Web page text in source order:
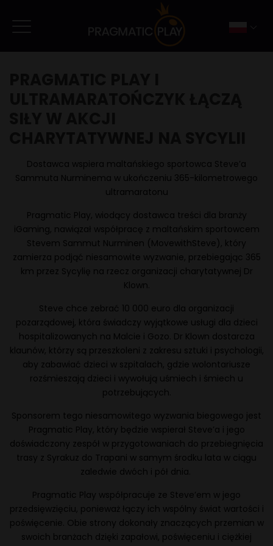
Dostawca wspiera maltańskiego sportowca Steve’a
Sammuta Nurminema w ukończeniu 365-kilometrowego
ultramaratonu
Pragmatic Play, wiodący dostawca treści dla branży
iGaming, nawiązał współpracę z maltańskim sportowcem
Stevem Sammut Nurminen (MovewithSteve), który
zamierza podjąć niesamowite wyzwanie, przebiegając 365
km przez Sycylię na rzecz organizacji charytatywnej Dr
Klown.
Steve chce zebrać 10 000 euro dla organizacji
pozarządowej, która świadczy wyjątkowe usługi dla dzieci
hospitalizowanych na Malcie i Gozo. Dr Klown dostarcza
klaunów, którzy są przeszkoleni z zakresu sztuki i psychologii,
aby zabawiać dzieci w szpitalach, gdzie wolontariusze
rozśmieszają dzieci i wywołują uśmiech i śmiech u
potrzebujących.
Sponsorem tego niesamowitego wyzwania biegowego jest
Pragmatic Play, który będzie wspierał Steve’a i jego
doświadczony zespół w przygotowaniach do przebiegnięcia
trasy z Syrakuz do Trapani w samym środku lata w ciągu
zaledwie dwóch i pół dnia.
Pragmatic Play współpracuje ze Steve’em w jego
przedsięwzięciu, ponieważ łączy ich wspólny świat wartości i
poświęcenie. Obie strony dokonały znaczących przemian w
swoich branżach dzięki zapałowi, poświęceniu i ciężkiej